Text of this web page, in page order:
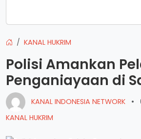
KANAL HUKRIM
Polisi Amankan
Penganiayaan di
KANAL INDONESIA NETWORK •
KANAL HUKRIM